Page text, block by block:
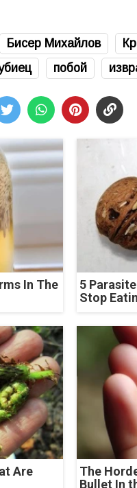
Бисер Михайлов
побой
In The
5
Stop
Are
The
Bullet In